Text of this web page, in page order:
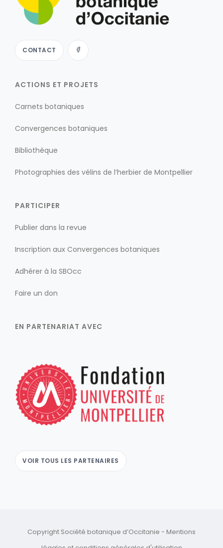
CONTACT
ACTIONS ET PROJETS
Carnets botaniques
Convergences botaniques
Bibliothèque
Photographies des vélins de l’herbier de Montpellier
PARTICIPER
Publier dans la revue
Inscription aux Convergences botaniques
Adhérer à la SBOcc
Faire un don
EN PARTENARIAT AVEC
VOIR TOUS LES PARTENAIRES
Copyright Société botanique d’Occitanie - Mentions